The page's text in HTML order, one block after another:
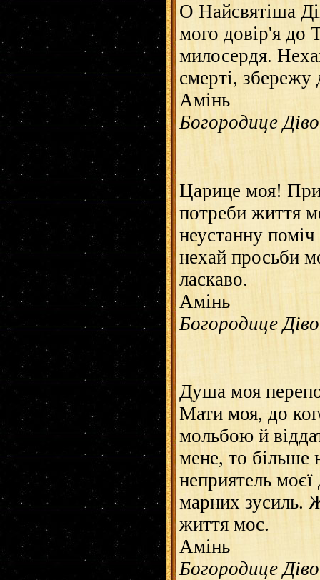
О Найсвятіша
мого довір'я до
милосердя.
смерті,
Амінь
Богородице
Царице моя!
потреби життя
неустанну
нехай просьби
ласкаво.
Амінь
Богородице
Душа моя
Мати моя, до
мольбою й
мене, то більше
неприятель
марних зусиль.
життя моє.
Амінь
Богородице